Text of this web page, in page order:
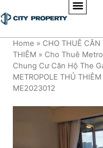
Home » CHO THUÊ CĂN
THIÊM » Cho Thuê
Chung Cư Căn Hộ The
METROPOLE THỦ
ME2023012